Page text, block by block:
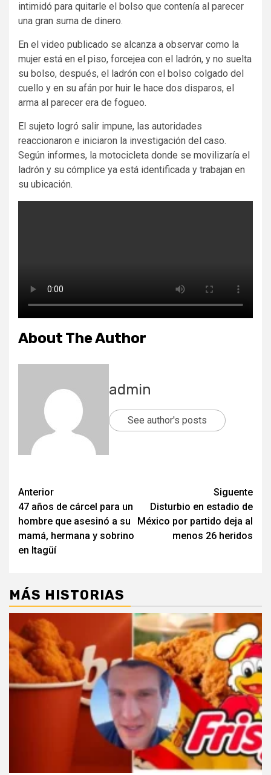
intimidó para quitarle el bolso que contenía al parecer
una gran suma de dinero.
En el video publicado se alcanza a observar como la
mujer está en el piso, forcejea con el ladrón, y no suelta
su bolso, después, el ladrón con el bolso colgado del
cuello y en su afán por huir le hace dos disparos, el
arma al parecer era de fogueo.
El sujeto logró salir impune, las autoridades
reaccionaron e iniciaron la investigación del caso.
Según informes, la motocicleta donde se movilizaría el
ladrón y su cómplice ya está identificada y trabajan en
su ubicación.
About The Author
admin
See author's posts
Post
navigation
Anterior
47 años de cárcel para un
hombre que asesinó a su
mamá, hermana y sobrino
en Itagüí
Siguente
Disturbio en estadio de
México por partido deja al
menos 26 heridos
MÁS HISTORIAS